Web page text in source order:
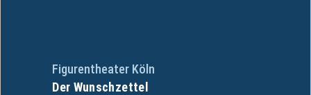
Figurentheater Köln
Der Wunschzettel